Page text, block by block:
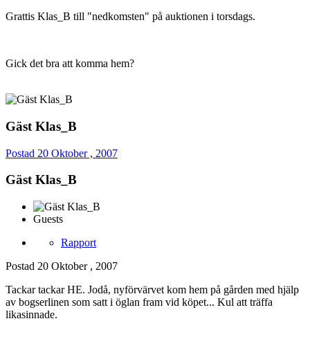
Grattis Klas_B till "nedkomsten" på auktionen i torsdags.
Gick det bra att komma hem?
Gäst Klas_B
Postad 20 Oktober , 2007
Gäst Klas_B
Guests
Rapport
Postad 20 Oktober , 2007
Tackar tackar HE. Jodå, nyförvärvet kom hem på gården med hjälp
av bogserlinen som satt i öglan fram vid köpet... Kul att träffa
likasinnade.